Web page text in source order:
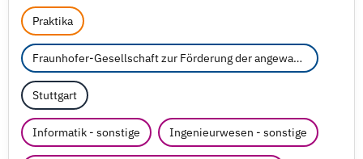
Praktika
Fraunhofer-Gesellschaft zur Förderung der angewandten Forschung e.V.
Stuttgart
Informatik - sonstige Ingenieurwesen - sonstige